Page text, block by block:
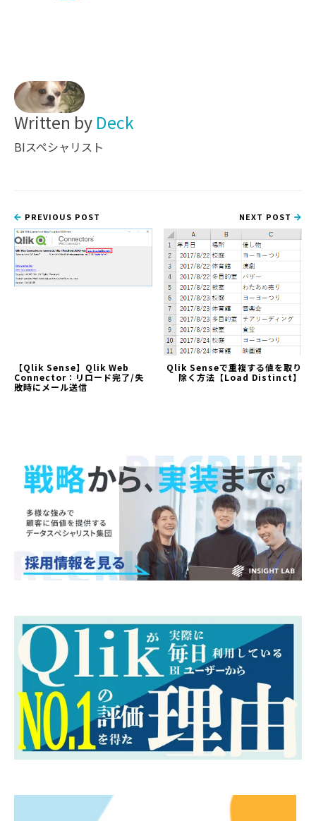
Written by Deck
BIスペシャリスト
PREVIOUS POST
【Qlik Sense】Qlik Web
Connector：リロード完了/失
敗時にメール送信
NEXT POST
Qlik Senseで重複する値を取り
除く方法【Load Distinct】